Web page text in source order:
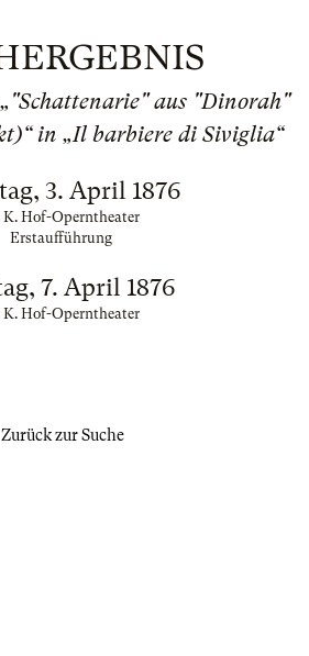
aus "Dinorah"
in „Il barbiere di Siviglia“
3. April 1876
K. Hof-Operntheater
Erstaufführung
7. April 1876
K. Hof-Operntheater
Zurück zur Suche